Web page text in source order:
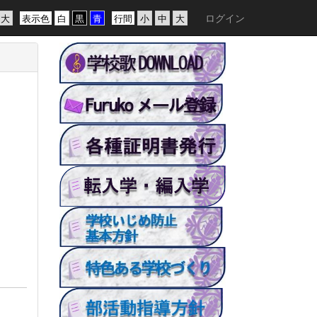
行間
表示色 ログイン